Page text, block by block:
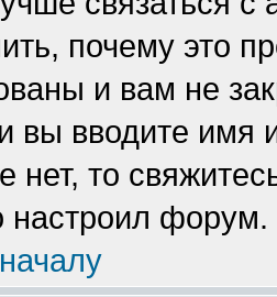
почему это
и вам не
вы вводите
нет, то
настроил форум.